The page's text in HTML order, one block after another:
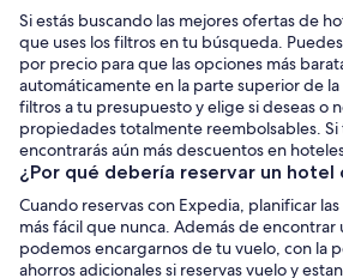
Si estás buscando las mejores ofertas de
que uses los filtros en tu búsqueda.
por precio para que las opciones más
automáticamente en la parte superior de la
filtros a tu presupuesto y elige si deseas o
propiedades totalmente reembolsables. Si
encontrarás aún más descuentos en
¿Por qué debería reservar un hotel
Cuando reservas con Expedia, planificar
más fácil que nunca. Además de encontrar
podemos encargarnos de tu vuelo, con la
ahorros adicionales si reservas vuelo y